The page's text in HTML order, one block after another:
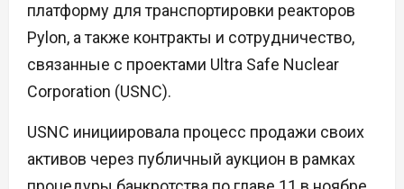
платформу для транспортировки реакторов
Pylon, а также контракты и сотрудничество,
связанные с проектами Ultra Safe Nuclear
Corporation (USNC).
USNC инициировала процесс продажи своих
активов через публичный аукцион в рамках